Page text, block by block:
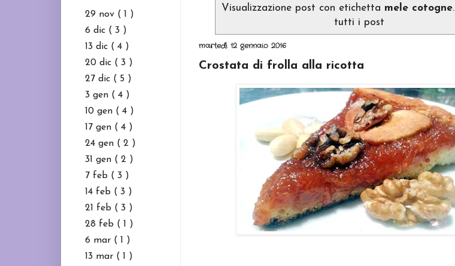
Visualizzazione post con etichetta mele cotogne.
tutti i post
martedì 12 gennaio 2016
Crostata di frolla alla ricotta
29 nov ( 1 )
6 dic ( 3 )
13 dic ( 4 )
20 dic ( 3 )
27 dic ( 5 )
3 gen ( 4 )
10 gen ( 4 )
17 gen ( 4 )
24 gen ( 2 )
31 gen ( 2 )
7 feb ( 3 )
14 feb ( 3 )
21 feb ( 3 )
28 feb ( 1 )
6 mar ( 1 )
13 mar ( 1 )